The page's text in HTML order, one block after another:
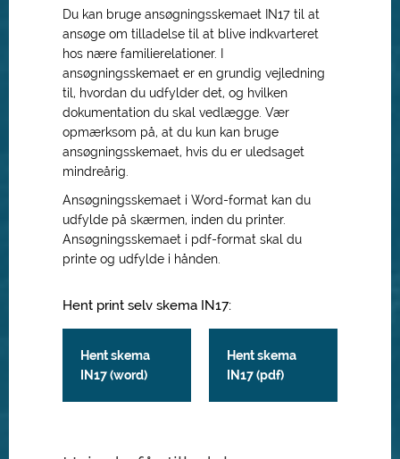
Du kan bruge ansøgningsskemaet IN17 til at
ansøge om tilladelse til at blive indkvarteret
hos nære familierelationer. I
ansøgningsskemaet er en grundig vejledning
til, hvordan du udfylder det, og hvilken
dokumentation du skal vedlægge. Vær
opmærksom på, at du kun kan bruge
ansøgningsskemaet, hvis du er uledsaget
mindreårig.
Ansøgningsskemaet i Word-format kan du
udfylde på skærmen, inden du printer.
Ansøgningsskemaet i pdf-format skal du
printe og udfylde i hånden.
Hent print selv skema IN17:
Hent skema
IN17 (word)
Hent skema
IN17 (pdf)